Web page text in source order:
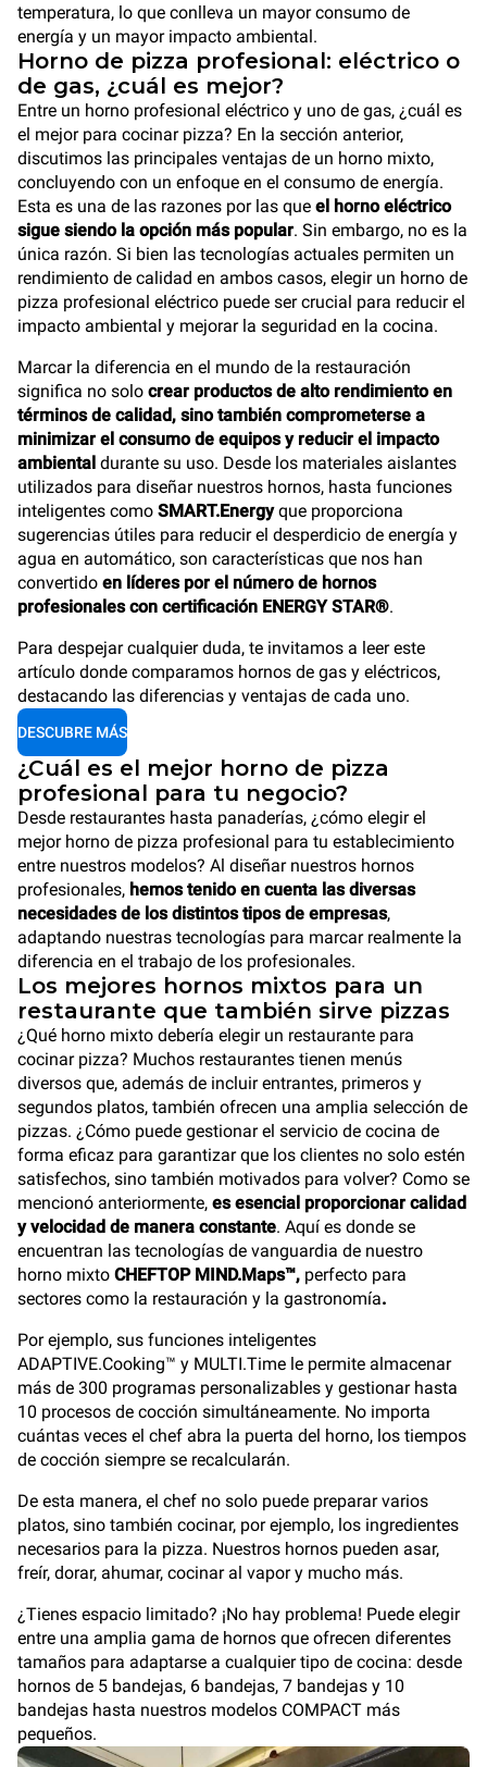
temperatura, lo que conlleva un mayor consumo de
energía y un mayor impacto ambiental.
Horno de pizza profesional: eléctrico o
de gas, ¿cuál es mejor?
Entre un horno profesional eléctrico y uno de gas, ¿cuál es
el mejor para cocinar pizza? En la sección anterior,
discutimos las principales ventajas de un horno mixto,
concluyendo con un enfoque en el consumo de energía.
Esta es una de las razones por las que el horno eléctrico
sigue siendo la opción más popular. Sin embargo, no es la
única razón. Si bien las tecnologías actuales permiten un
rendimiento de calidad en ambos casos, elegir un horno de
pizza profesional eléctrico puede ser crucial para reducir el
impacto ambiental y mejorar la seguridad en la cocina.
Marcar la diferencia en el mundo de la restauración
significa no solo crear productos de alto rendimiento en
términos de calidad, sino también comprometerse a
minimizar el consumo de equipos y reducir el impacto
ambiental durante su uso. Desde los materiales aislantes
utilizados para diseñar nuestros hornos, hasta funciones
inteligentes como SMART.Energyque proporciona
sugerencias útiles para reducir el desperdicio de energía y
agua en automático, son características que nos han
convertido en líderes por el número de hornos
profesionales con certificación ENERGY STAR®.
Para despejar cualquier duda, te invitamos a leer este
artículo donde comparamos hornos de gas y eléctricos,
destacando las diferencias y ventajas de cada uno.
DESCUBRE MÁS
¿Cuál es el mejor horno de pizza
profesional para tu negocio?
Desde restaurantes hasta panaderías, ¿cómo elegir el
mejor horno de pizza profesional para tu establecimiento
entre nuestros modelos? Al diseñar nuestros hornos
profesionales, hemos tenido en cuenta las diversas
necesidades de los distintos tipos de empresas,
adaptando nuestras tecnologías para marcar realmente la
diferencia en el trabajo de los profesionales.
Los mejores hornos mixtos para un
restaurante que también sirve pizzas
¿Qué horno mixto debería elegir un restaurante para
cocinar pizza? Muchos restaurantes tienen menús
diversos que, además de incluir entrantes, primeros y
segundos platos, también ofrecen una amplia selección de
pizzas. ¿Cómo puede gestionar el servicio de cocina de
forma eficaz para garantizar que los clientes no solo estén
satisfechos, sino también motivados para volver? Como se
mencionó anteriormente, es esencial proporcionar calidad
y velocidad de manera constante. Aquí es donde se
encuentran las tecnologías de vanguardia de nuestro
horno mixto CHEFTOP MIND.Maps™, perfecto para
sectores como la restauración y la gastronomía.
Por ejemplo, sus funciones inteligentes
ADAPTIVE.Cooking™ y MULTI.Time le permite almacenar
más de 300 programas personalizables y gestionar hasta
10 procesos de cocción simultáneamente. No importa
cuántas veces el chef abra la puerta del horno, los tiempos
de cocción siempre se recalcularán.
De esta manera, el chef no solo puede preparar varios
platos, sino también cocinar, por ejemplo, los ingredientes
necesarios para la pizza. Nuestros hornos pueden asar,
freír, dorar, ahumar, cocinar al vapor y mucho más.
¿Tienes espacio limitado? ¡No hay problema! Puede elegir
entre una amplia gama de hornos que ofrecen diferentes
tamaños para adaptarse a cualquier tipo de cocina: desde
hornos de 5 bandejas, 6 bandejas, 7 bandejas y 10
bandejas hasta nuestros modelos COMPACT más
pequeños.